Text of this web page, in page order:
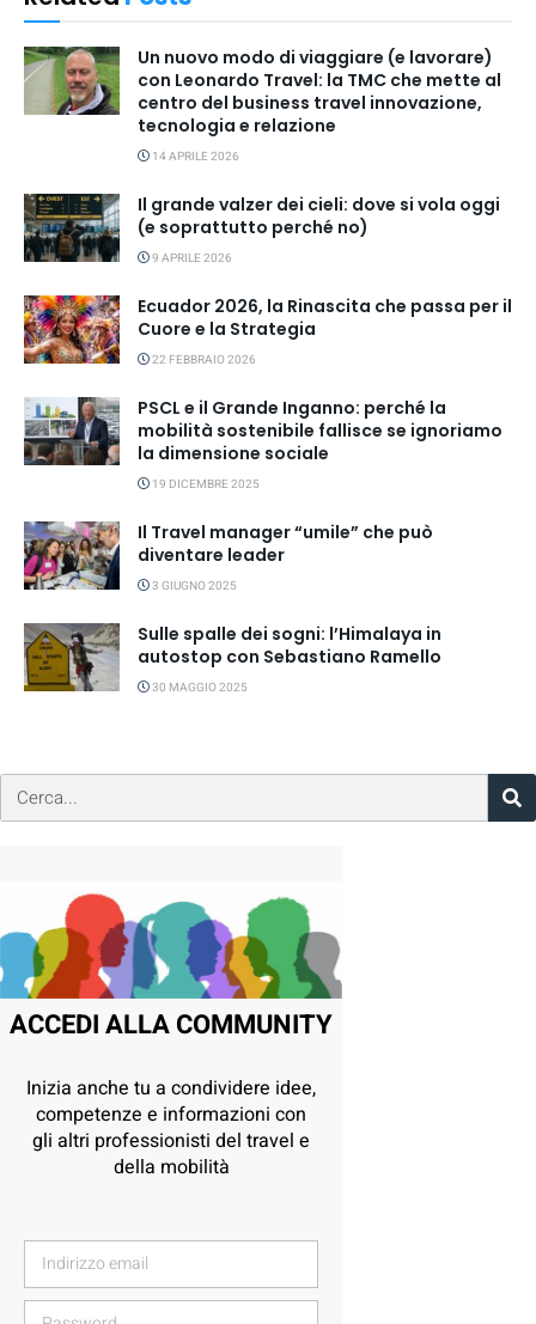
Un nuovo modo di viaggiare (e lavorare)
con Leonardo Travel: la TMC che mette al
centro del business travel innovazione,
tecnologia e relazione
14 APRILE 2026
Il grande valzer dei cieli: dove si vola oggi
(e soprattutto perché no)
9 APRILE 2026
Ecuador 2026, la Rinascita che passa per il
Cuore e la Strategia
22 FEBBRAIO 2026
PSCL e il Grande Inganno: perché la
mobilità sostenibile fallisce se ignoriamo
la dimensione sociale
19 DICEMBRE 2025
Il Travel manager “umile” che può
diventare leader
3 GIUGNO 2025
Sulle spalle dei sogni: l’Himalaya in
autostop con Sebastiano Ramello
30 MAGGIO 2025
ACCEDI ALLA COMMUNITY
Inizia anche tu a condividere idee,
competenze e informazioni con
gli altri professionisti del travel e
della mobilità